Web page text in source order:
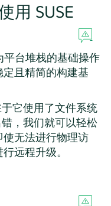
用 SUSE
平台堆栈的基础操作
且精简的构建基
它使用了文件系统
，我们就可以轻松
无法进行物理访
远程升级。